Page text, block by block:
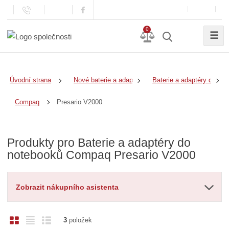
0
☰
Úvodní strana Nové baterie a adaptéry Baterie a adaptéry do
Compaq Presario V2000
Produkty pro Baterie a adaptéry do
notebooků Compaq Presario V2000
Zobrazit nákupního asistenta
O
Ř
3položek